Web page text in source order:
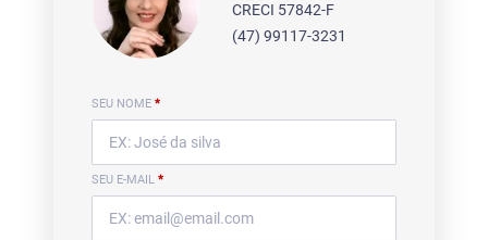
CRECI 57842-F
(47) 99117-3231
SEU NOME *
SEU E-MAIL *